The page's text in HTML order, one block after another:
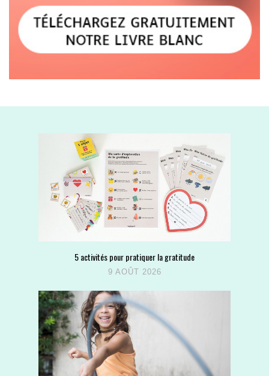
5 activités pour pratiquer la gratitude
9 AOÛT 2026